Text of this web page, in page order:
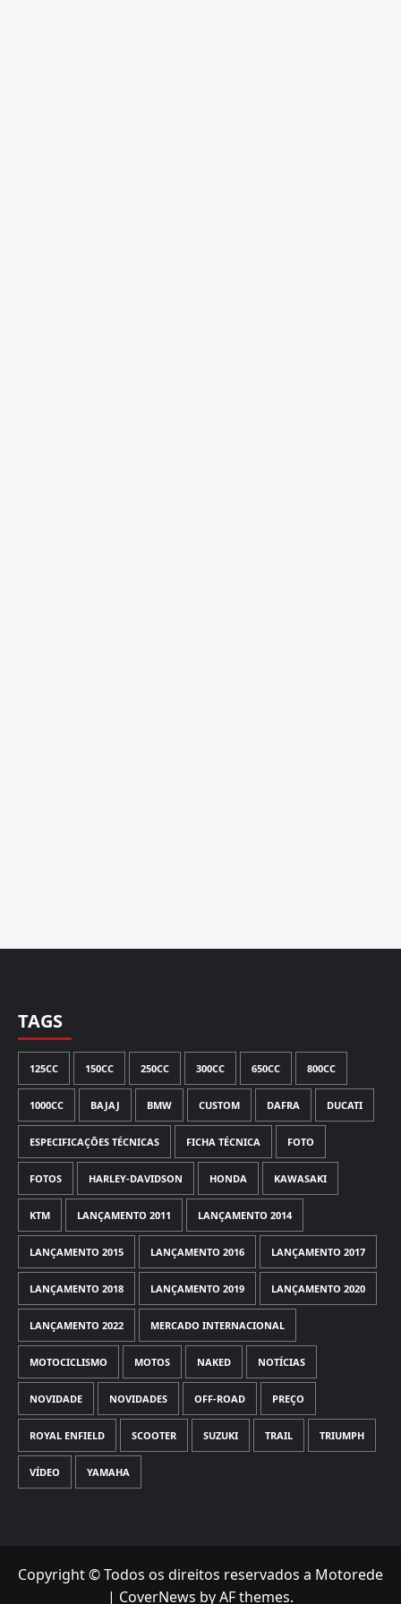
TAGS
125CC 150CC 250CC 300CC 650CC 800CC
1000CC BAJAJ BMW CUSTOM DAFRA DUCATI
ESPECIFICAÇÕES TÉCNICAS FICHA TÉCNICA FOTO
FOTOS HARLEY-DAVIDSON HONDA KAWASAKI
KTM LANÇAMENTO 2011 LANÇAMENTO 2014
LANÇAMENTO 2015 LANÇAMENTO 2016 LANÇAMENTO 2017
LANÇAMENTO 2018 LANÇAMENTO 2019 LANÇAMENTO 2020
LANÇAMENTO 2022 MERCADO INTERNACIONAL
MOTOCICLISMO MOTOS NAKED NOTÍCIAS
NOVIDADE NOVIDADES OFF-ROAD PREÇO
ROYAL ENFIELD SCOOTER SUZUKI TRAIL TRIUMPH
VÍDEO YAMAHA
Copyright © Todos os direitos reservados a Motorede
| CoverNews by AF themes.